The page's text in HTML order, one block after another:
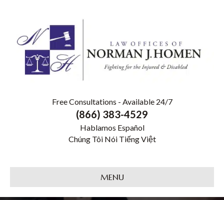
Free Consultations - Available 24/7
(866) 383-4529
Hablamos Español
Chúng Tôi Nói Tiếng Việt
MENU